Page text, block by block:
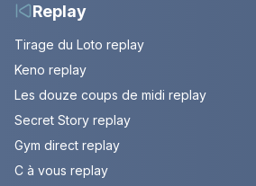
Replay
Tirage du Loto replay
Keno replay
Les douze coups de midi replay
Secret Story replay
Gym direct replay
C à vous replay